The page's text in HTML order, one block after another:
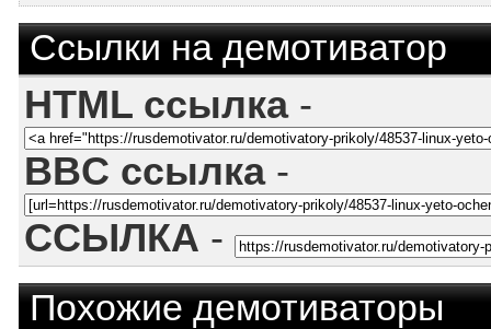
Ссылки на демотиватор
HTML ссылка-
BBC ссылка-
ССЫЛКА -
Похожие демотиваторы